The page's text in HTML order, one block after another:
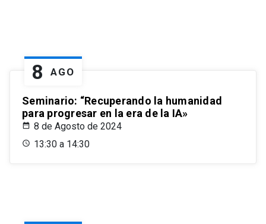
8 AGO
Seminario: “Recuperando la humanidad
para progresar en la era de la IA»
8 de Agosto de 2024
13:30 a 14:30